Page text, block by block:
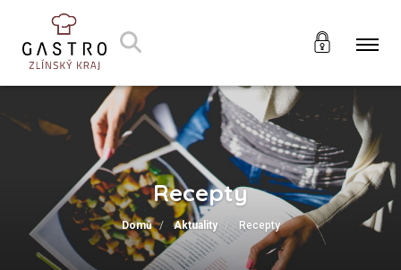
Recepty
Domů Aktuality Recepty